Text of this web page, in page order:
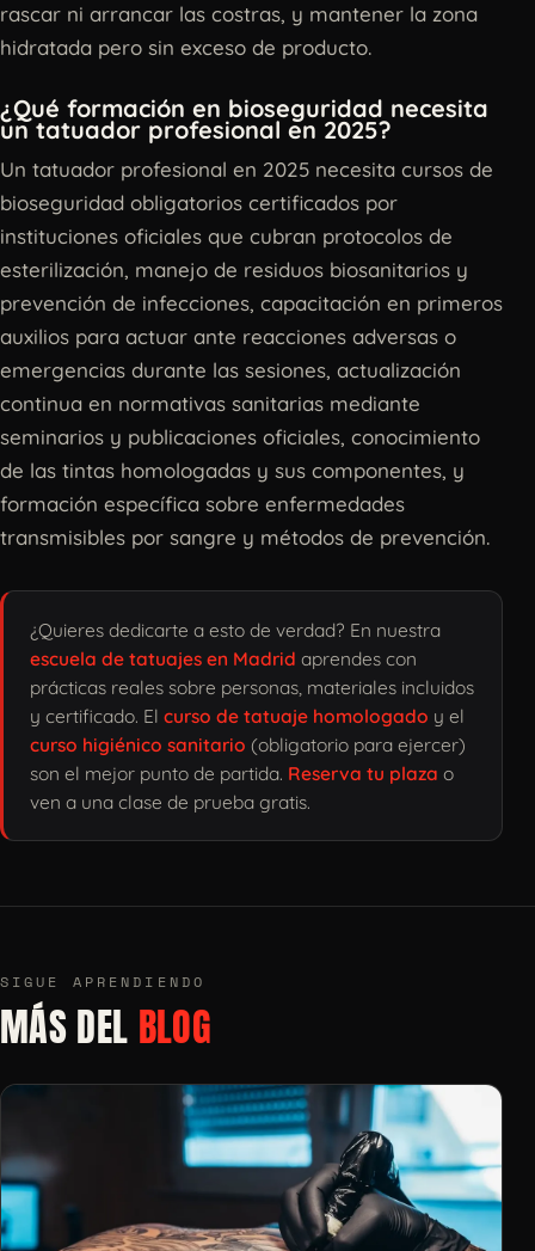
rascar ni arrancar las costras, y mantener la zona
hidratada pero sin exceso de producto.
¿Qué formación en bioseguridad necesita
un tatuador profesional en 2025?
Un tatuador profesional en 2025 necesita cursos de
bioseguridad obligatorios certificados por
instituciones oficiales que cubran protocolos de
esterilización, manejo de residuos biosanitarios y
prevención de infecciones, capacitación en primeros
auxilios para actuar ante reacciones adversas o
emergencias durante las sesiones, actualización
continua en normativas sanitarias mediante
seminarios y publicaciones oficiales, conocimiento
de las tintas homologadas y sus componentes, y
formación específica sobre enfermedades
transmisibles por sangre y métodos de prevención.
¿Quieres dedicarte a esto de verdad? En nuestra
escuela de tatuajes en Madrid aprendes con
prácticas reales sobre personas, materiales incluidos
y certificado. El curso de tatuaje homologado y el
curso higiénico sanitario (obligatorio para ejercer)
son el mejor punto de partida. Reserva tu plaza o
ven a una clase de prueba gratis.
SIGUE APRENDIENDO
MÁS DEL BLOG